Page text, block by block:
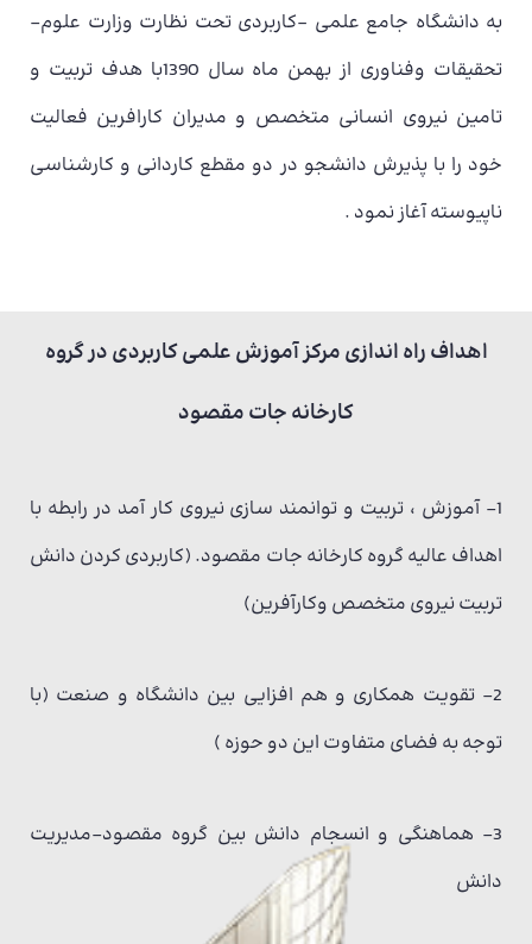
به دانشگاه جامع علمی –کاربردی تحت نظارت وزارت علوم-
تحقیقات وفناوری از بهمن ماه سال 1390با هدف تربیت و
تامین نیروی انسانی متخصص و مدیران کارافرین فعالیت
خود را با پذیرش دانشجو در دو مقطع کاردانی و کارشناسی
ناپیوسته آغاز نمود .
اهداف راه اندازی مرکز آموزش علمی کاربردی در گروه
کارخانه جات مقصود
1- آموزش ، تربیت و توانمند سازی نیروی کار آمد در رابطه با
اهداف عالیه گروه کارخانه جات مقصود. (کاربردی کردن دانش
تربیت نیروی متخصص وکارآفرین)
2- تقویت همکاری و هم افزایی بین دانشگاه و صنعت (با
توجه به فضای متفاوت این دو حوزه )
3- هماهنگی و انسجام دانش بین گروه مقصود-مدیریت
دانش